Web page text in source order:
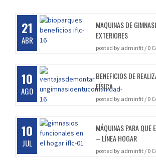
21
ABR
MAQUINAS DE
EXTERIORES
posted by adminfit / 0
10
AGO
BENEFICIOS DE
FÍSICA
posted by adminfit / 0
10
JUL
MÁQUINAS PARA QUE
– LÍNEA HOGAR
posted by adminfit / 0